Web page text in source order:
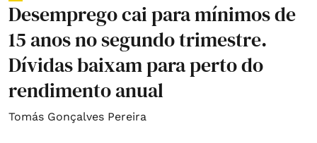
Desemprego cai para mínimos de
15 anos no segundo trimestre.
Dívidas baixam para perto do
rendimento anual
Tomás Gonçalves Pereira